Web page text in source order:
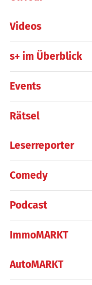
Videos
s+ im Überblick
Events
Rätsel
Leserreporter
Comedy
Podcast
ImmoMARKT
AutoMARKT